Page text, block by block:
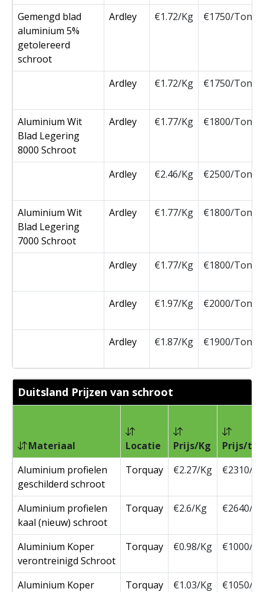
Gemengd blad
aluminium 5%
getolereerd
schroot
Ardley €1.72/Kg €1750/Ton
Ardley €1.72/Kg €1750/Ton
Aluminium Wit
Blad Legering
8000 Schroot
Ardley €1.77/Kg €1800/Ton
Ardley €2.46/Kg €2500/Ton
Aluminium Wit
Blad Legering
7000 Schroot
Ardley €1.77/Kg €1800/Ton
Ardley €1.77/Kg €1800/Ton
Ardley €1.97/Kg €2000/Ton
Ardley €1.87/Kg €1900/Ton
Duitsland Prijzen van schroot
Materiaal Locatie Prijs/Kg
Prijs/ton
Aluminium profielen
geschilderd schroot
Torquay €2.27/Kg €2310/
Aluminium profielen
kaal (nieuw) schroot
Torquay €2.6/Kg €2640/
Aluminium Koper
verontreinigd Schroot
Torquay €0.98/Kg €1000/
Aluminium Koper
Torquay €1.03/Kg €1050/